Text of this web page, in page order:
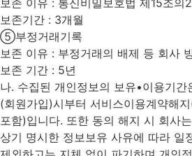
보존기간 : 3개월
⑤부정거래기록
보존 이유 : 부정거래의 배제 등 회사
보존 기간 : 5년
나. 수집된 개인정보의 보유•이용기간
(회원가입)시부터 서비스이용계약해
포함)입니다. 또한 동의 해지 시 회사
상기 명시한 정보보유 사유에 따라 일